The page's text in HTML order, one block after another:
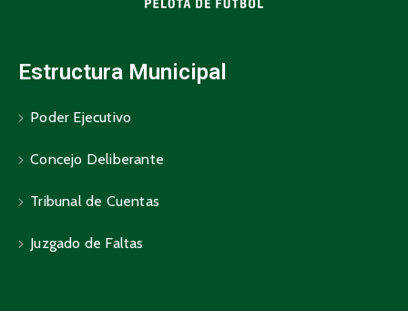
Estructura Municipal
Poder Ejecutivo
Concejo Deliberante
Tribunal de Cuentas
Juzgado de Faltas